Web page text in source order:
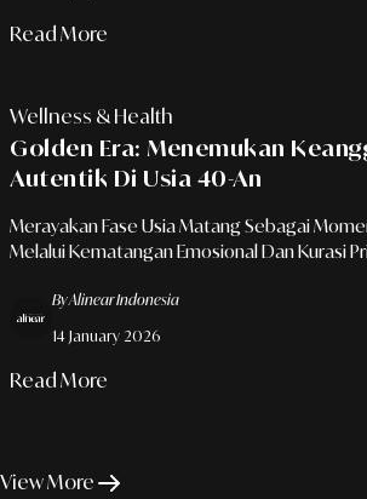
Read More
Wellness & Health
Golden Era: Menemukan
Autentik Di Usia 40-An
Merayakan Fase Usia Matang Sebagai
Melalui Kematangan Emosional Dan Kurasi
By Alinear Indonesia
14 January 2026
Read More
View More